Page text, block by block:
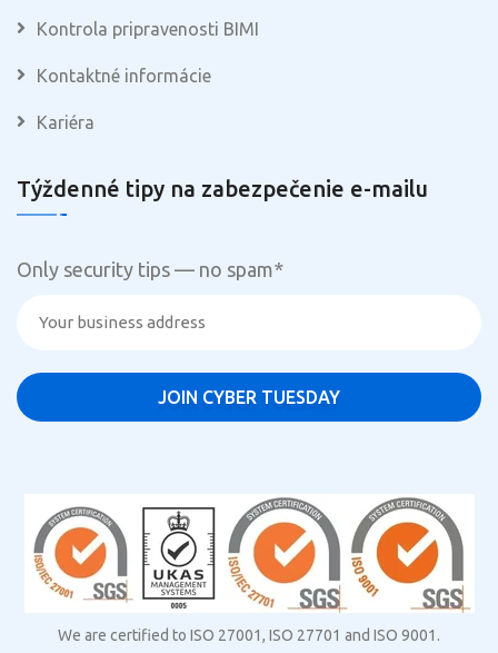
Kontrola pripravenosti BIMI
Kontaktné informácie
Kariéra
Týždenné tipy na zabezpečenie e-mailu
Only security tips — no spam*
We are certified to ISO 27001, ISO 27701 and ISO 9001.